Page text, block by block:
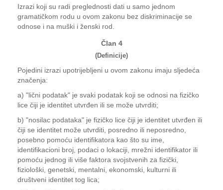
Izrazi koji su radi preglednosti dati u samo jednom
gramatičkom rodu u ovom zakonu bez diskriminacije se
odnose i na muški i ženski rod.
Član 4
(Definicije)
Pojedini izrazi upotrijebljeni u ovom zakonu imaju sljedeća
značenja:
a) "lični podatak" je svaki podatak koji se odnosi na fizičko
lice čiji je identitet utvrđen ili se može utvrditi;
b) "nosilac podataka" je fizičko lice čiji je identitet utvrđen ili
čiji se identitet može utvrditi, posredno ili neposredno,
posebno pomoću identifikatora kao što su ime,
identifikacioni broj, podaci o lokaciji, mrežni identifikator ili
pomoću jednog ili više faktora svojstvenih za fizički,
fiziološki, genetski, mentalni, ekonomski, kulturni ili
društveni identitet tog lica;